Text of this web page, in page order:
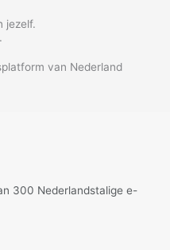
jezelf.
van Nederland
300 Nederlandstalige e-